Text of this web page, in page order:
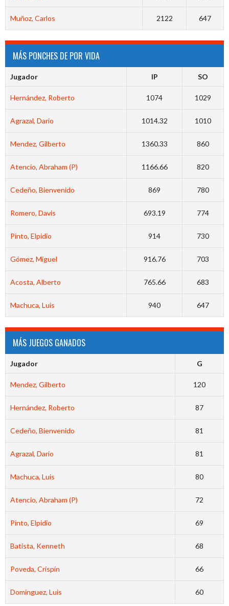
Muñoz, Carlos 2122 647
MÁS PONCHES DE POR VIDA
Jugador IP SO
Hernández, Roberto 1074 1029
Agrazal, Dario 1014.32 1010
Mendez, Gilberto 1360.33 860
Atencio, Abraham (P) 1166.66 820
Cedeño, Bienvenido 869 780
Romero, Davis 693.19 774
Pinto, Elpidio 914 730
Gómez, Miguel 916.76 703
Acosta, Alberto 765.66 683
Machuca, Luis 940 647
MÁS JUEGOS GANADOS
Jugador G
Mendez, Gilberto 120
Hernández, Roberto 87
Cedeño, Bienvenido 81
Agrazal, Dario 81
Machuca, Luis 80
Atencio, Abraham (P) 72
Pinto, Elpidio 69
Batista, Kenneth 68
Poveda, Crispín 66
Dominguez, Luis 60